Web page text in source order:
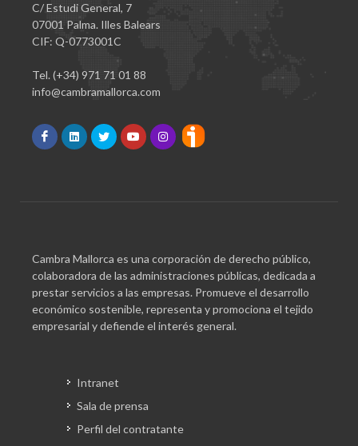
C/ Estudi General, 7
07001 Palma. Illes Balears
CIF: Q-0773001C
Tel. (+34) 971 71 01 88
info@cambramallorca.com
Cambra Mallorca es una corporación de derecho público,
colaboradora de las administraciones públicas, dedicada a
prestar servicios a las empresas. Promueve el desarrollo
económico sostenible, representa y promociona el tejido
empresarial y defiende el interés general.
Intranet
Sala de prensa
Perfil del contratante